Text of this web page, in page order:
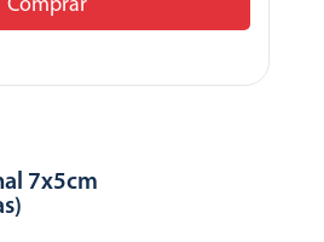
Comprar
7x5cm